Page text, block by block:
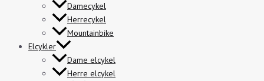
Damecykel
Herrecykel
Mountainbike
Elcykler
Dame elcykel
Herre elcykel